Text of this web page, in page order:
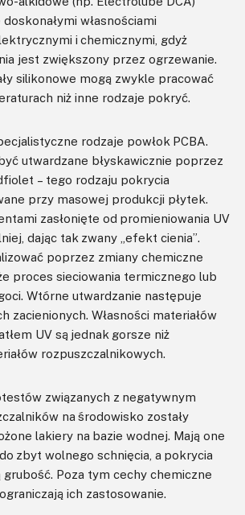
własnościami
i chemicznymi, gdyż
jest zwiększony przez ogrzewanie.
silikonowe mogą zwykle pracować
niż inne rodzaje pokryć.
rodzaje powłok PCBA.
utwardzane błyskawicznie poprzez
– tego rodzaju pokrycia
przy masowej produkcji płytek.
zasłonięte od promieniowania UV
dając tak zwany „efekt cienia”.
poprzez zmiany chemiczne
proces sieciowania termicznego lub
Wtórne utwardzanie następuje
zacienionych. Własności materiałów
UV są jednak gorsze niż
rozpuszczalnikowych.
związanych z negatywnym
na środowisko zostały
lakiery na bazie wodnej. Mają one
zbyt wolnego schnięcia, a pokrycia
grubość. Poza tym cechy chemiczne
ich zastosowanie.